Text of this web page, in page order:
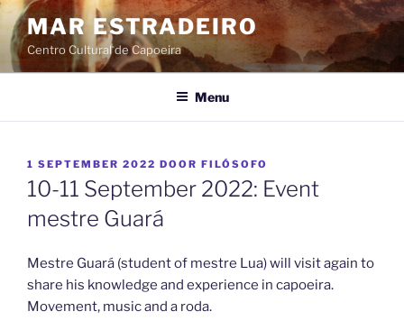
Ga
naar
de
inhoud
MAR ESTRADEIRO
Centro Cultural de Capoeira
Menu
GEPLAATST
OP
1 SEPTEMBER 2022 DOOR FILÓSOFO
10-11 September 2022: Event
mestre Guará
Mestre Guará (student of mestre Lua) will visit again to
share his knowledge and experience in capoeira.
Movement, music and a roda.